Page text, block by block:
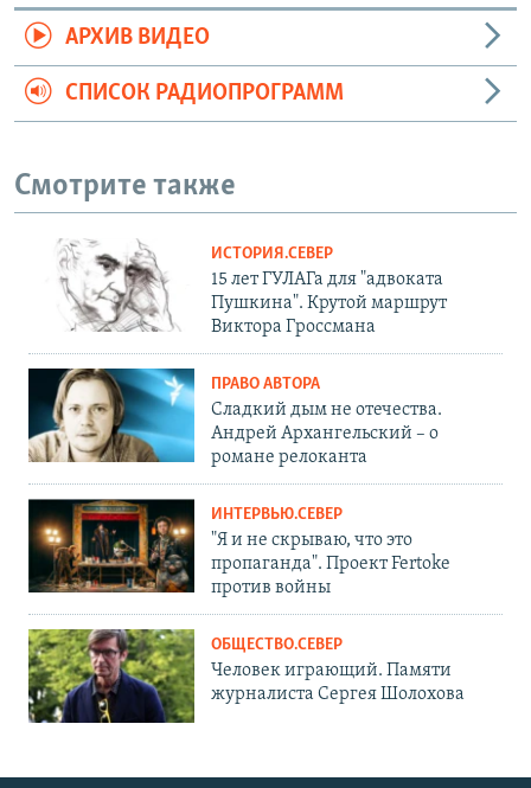
АРХИВ ВИДЕО
СПИСОК РАДИОПРОГРАММ
Смотрите также
ИСТОРИЯ.СЕВЕР
15 лет ГУЛАГа для "адвоката
Пушкина". Крутой маршрут
Виктора Гроссмана
ПРАВО АВТОРА
Сладкий дым не отечества.
Андрей Архангельский – о
романе релоканта
ИНТЕРВЬЮ.СЕВЕР
"Я и не скрываю, что это
пропаганда". Проект Fertoke
против войны
ОБЩЕСТВО.СЕВЕР
Человек играющий. Памяти
журналиста Сергея Шолохова